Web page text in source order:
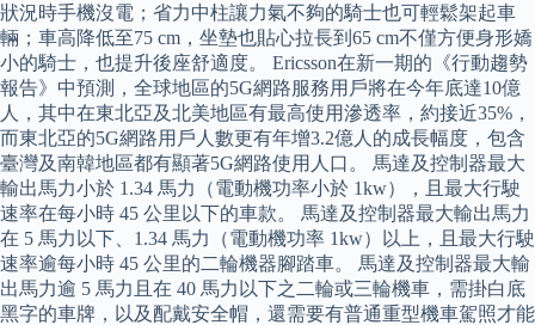
狀況時手機沒電；省力中柱讓力氣不夠的騎士也可輕鬆架起車
輛；車高降低至75 cm，坐墊也貼心拉長到65 cm不僅方便身形嬌
小的騎士，也提升後座舒適度。 Ericsson在新一期的《行動趨勢
報告》中預測，全球地區的5G網路服務用戶將在今年底達10億
人，其中在東北亞及北美地區有最高使用滲透率，約接近35%，
而東北亞的5G網路用戶人數更有年增3.2億人的成長幅度，包含
臺灣及南韓地區都有顯著5G網路使用人口。 馬達及控制器最大
輸出馬力小於 1.34 馬力（電動機功率小於 1kw），且最大行駛
速率在每小時 45 公里以下的車款。 馬達及控制器最大輸出馬力
在 5 馬力以下、1.34 馬力（電動機功率 1kw）以上，且最大行駛
速率逾每小時 45 公里的二輪機器腳踏車。 馬達及控制器最大輸
出馬力逾 5 馬力且在 40 馬力以下之二輪或三輪機車，需掛白底
黑字的車牌，以及配戴安全帽，還需要有普通重型機車駕照才能